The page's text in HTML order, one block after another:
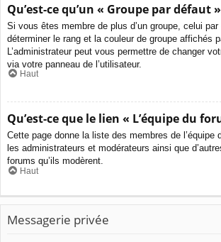
Qu’est-ce qu’un « Groupe par défaut
Si vous êtes membre de plus d’un groupe, celui
déterminer le rang et la couleur de groupe affichés
L’administrateur peut vous permettre de changer
via votre panneau de l’utilisateur.
Haut
Qu’est-ce que le lien « L’équipe du
Cette page donne la liste des membres de l’équipe
les administrateurs et modérateurs ainsi que
forums qu’ils modèrent.
Haut
Messagerie privée